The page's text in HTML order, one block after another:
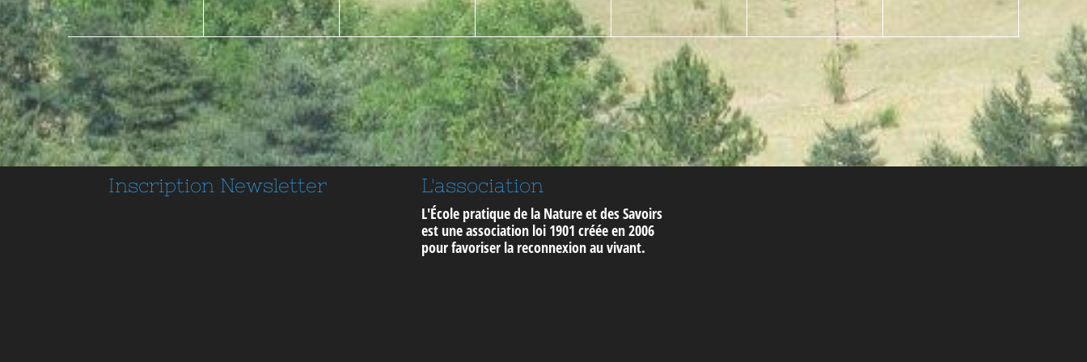
Inscription Newsletter L'association
L'École pratique de la Nature et des Savoirs
est une association loi 1901 créée en 2006
pourfavoriser la reconnexion au vivant.